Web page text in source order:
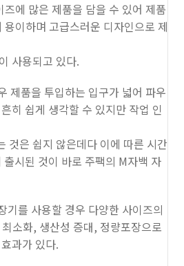
에 많은 제품을 담을 수 있어 제품
이하며 고급스러운 디자인으로 제
사용되고 있다.
제품을 투입하는 입구가 넓어 파우
히 쉽게 생각할 수 있지만 작업 인
것은 쉽지 않은데다 이에 따른 시간
시된 것이 바로 주팩의 M자백 자
기를 사용할 경우 다양한 사이즈의
소화, 생산성 증대, 정량포장으로
과가 있다.